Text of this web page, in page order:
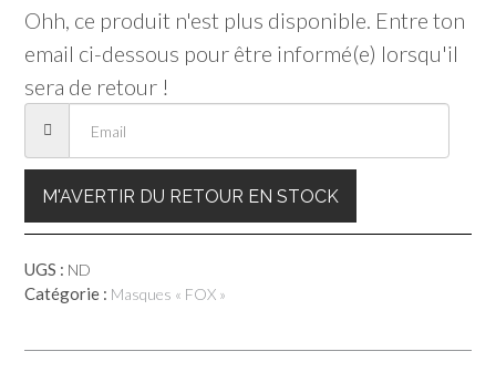
de
renard
-
Kitsuguine
Ohh, ce produit n'est plus disponible. Entre ton
email ci-dessous pour être informé(e) lorsqu'il
sera de retour !
M'AVERTIR DU RETOUR EN STOCK
UGS : ND
Catégorie : Masques « FOX »